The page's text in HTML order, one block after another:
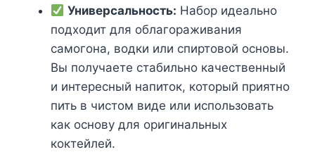
Универсальность: Набор идеально
подходит для облагораживания
самогона, водки или спиртовой основы.
Вы получаете стабильно качественный
и интересный напиток, который приятно
пить в чистом виде или использовать
как основу для оригинальных
коктейлей.